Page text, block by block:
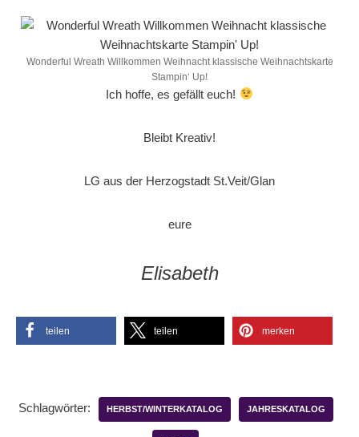
Wonderful Wreath Willkommen Weihnacht klassische Weihnachtskarte
Stampin‘ Up!
Ich hoffe, es gefällt euch!
Bleibt Kreativ!
LG aus der Herzogstadt St.Veit/Glan
eure
Elisabeth
teilen teilen merken
Schlagwörter: HERBST/WINTERKATALOG JAHRESKATALOG